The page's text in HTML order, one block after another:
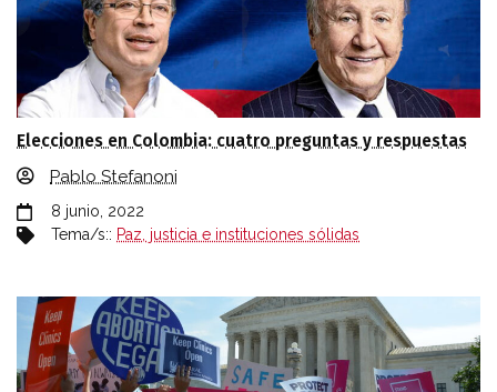
Elecciones en Colombia: cuatro preguntas y respuestas
Pablo Stefanoni
8 junio, 2022
Tema/s:: Paz, justicia e instituciones sólidas